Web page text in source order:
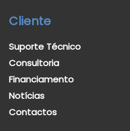
Cliente
Suporte Técnico
Consultoria
Financiamento
Notícias
Contactos